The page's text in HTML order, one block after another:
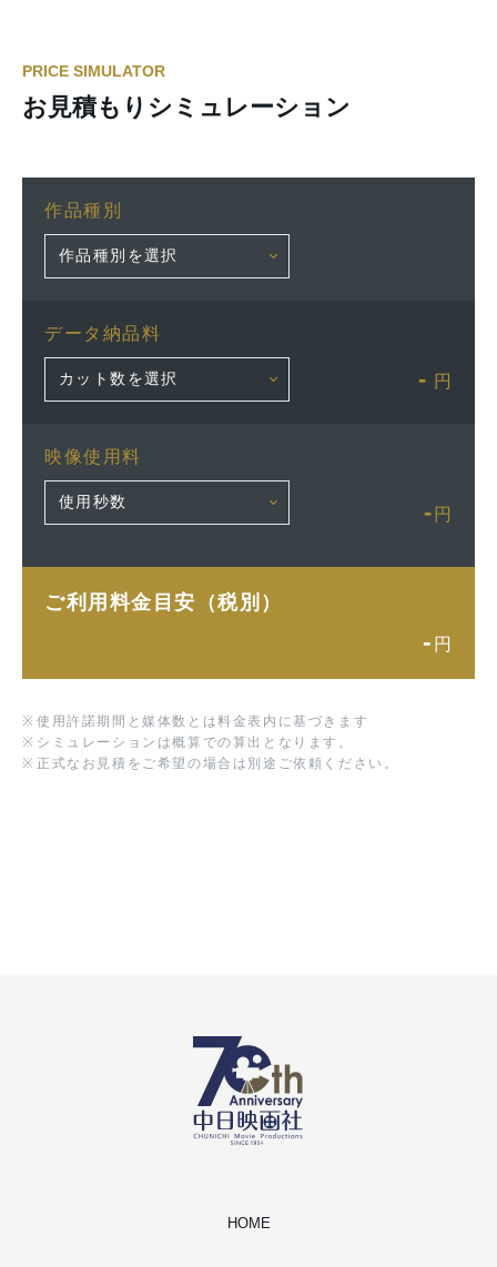
PRICE SIMULATOR
お見積もりシミュレーション
作品種別
データ納品料
- 円
映像使用料
- 円
ご利用料金目安（税別）
- 円
※ 使用許諾期間と媒体数とは料金表内に基づきます
※ シミュレーションは概算での算出となります。
※ 正式なお見積をご希望の場合は別途ご依頼ください。
HOME